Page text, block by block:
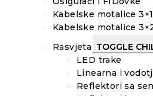
Kabelske motalice
Kabelske motalice
Rasvjeta TOGGLE
LED trake
Linearna i
Reflektori sa